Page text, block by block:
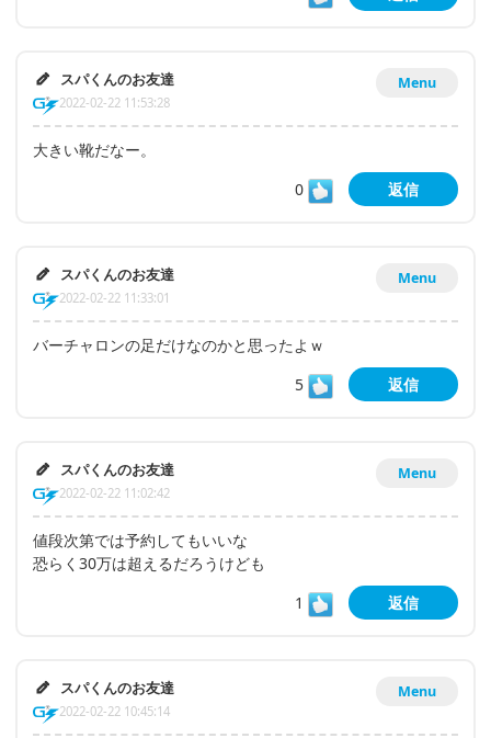
Menu
スパくんのお友達
2022-02-22 11:53:28
大きい靴だなー。
0
返信
Menu
スパくんのお友達
2022-02-22 11:33:01
バーチャロンの足だけなのかと思ったよｗ
5
返信
Menu
スパくんのお友達
2022-02-22 11:02:42
値段次第では予約してもいいな
恐らく30万は超えるだろうけども
1
返信
Menu
スパくんのお友達
2022-02-22 10:45:14